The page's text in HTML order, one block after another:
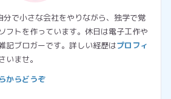
分で小さな会社をやりながら、独学で覚
フトを作っています。休日は電子工作や
記ブロガーです。詳しい経歴はプロフィ
いませ。
からどうぞ